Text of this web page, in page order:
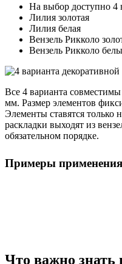
На выбор доступно 4
Лилия золотая
Лилия белая
Вензель Рикколо
Вензель Рикколо
Все 4 варианта
мм. Размер элементов
Элементы ставятся только
раскладки выходят из
обязательном порядке.
Примеры применения
Что важно знать